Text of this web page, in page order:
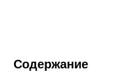
Содержание